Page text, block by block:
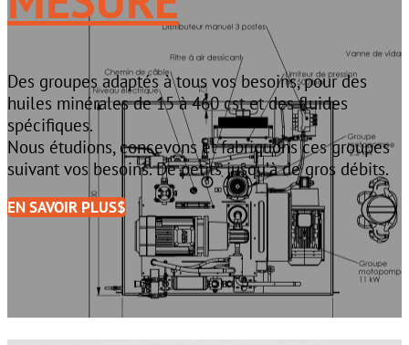
Des groupes adaptés à tous vos besoins, pour des
huiles minérales de 15 à 460 cst et des fluides
spécifiques.
Nous étudions, concevons et fabriquons ces groupes
suivant vos besoins. De petits jusqu’à de gros débits.
EN SAVOIR PLUS